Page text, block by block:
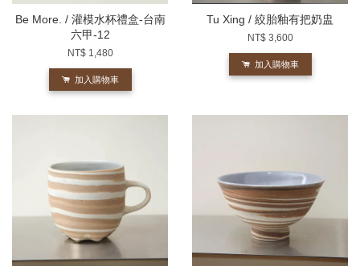
Be More. / 灌模水杯禮盒-台南
六甲-12
NT$ 1,480
加入購物車
Tu Xing / 絞胎釉有把奶盅
NT$ 3,600
加入購物車